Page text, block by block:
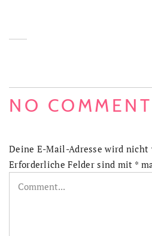
NO COMMENT
Deine E-Mail-Adresse wird
Erforderliche Felder sind mit *